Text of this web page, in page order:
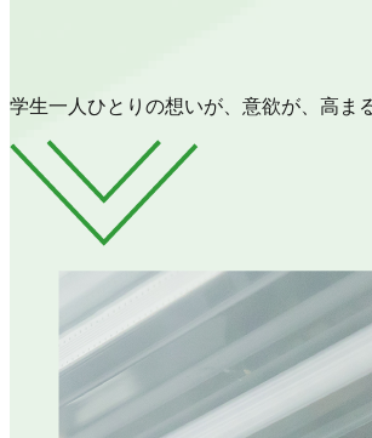
学生一人ひとりの想いが、意欲が、高ま